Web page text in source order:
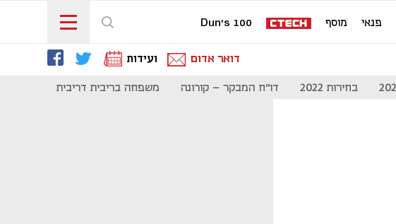
פנאי מוסף Dun's 100
דואר אדום ועידות
בחירות 2022 דו"ח המבקר - קורונה משפחה בריבית דריבית